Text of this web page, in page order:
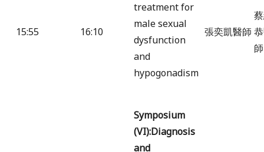
15:55 16:10
treatment for
male sexual
dysfunction
and
hypogonadism
張奕凱醫師
師
Symposium
(VI):Diagnosis
and